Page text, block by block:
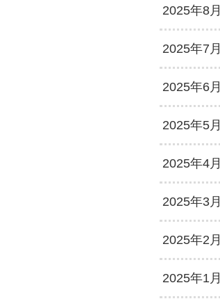
2025年8月
2025年7月
2025年6月
2025年5月
2025年4月
2025年3月
2025年2月
2025年1月